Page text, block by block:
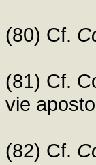
(80) Cf.
(81) Cf.
vie
(82) Cf.